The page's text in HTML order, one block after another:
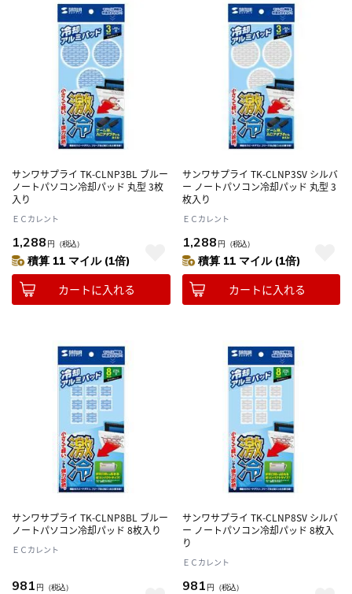
サンワサプライ TK-CLNP3BL ブルー
ノートパソコン冷却パッド 丸型 3枚
入り
ＥＣカレント
1,288 円 （税込）
積算 11 マイル (1倍)
カートに入れる
サンワサプライ TK-CLNP3SV シルバ
ー ノートパソコン冷却パッド 丸型 3
枚入り
ＥＣカレント
1,288 円 （税込）
積算 11 マイル (1倍)
カートに入れる
サンワサプライ TK-CLNP8BL ブルー
ノートパソコン冷却パッド 8枚入り
ＥＣカレント
981 円 （税込）
サンワサプライ TK-CLNP8SV シルバ
ー ノートパソコン冷却パッド 8枚入
り
ＥＣカレント
981 円 （税込）